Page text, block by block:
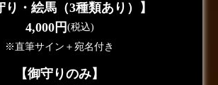
り・絵馬（3種類あり）】
4,000円 (税込)
※直筆サイン＋宛名付き
【御守りのみ】